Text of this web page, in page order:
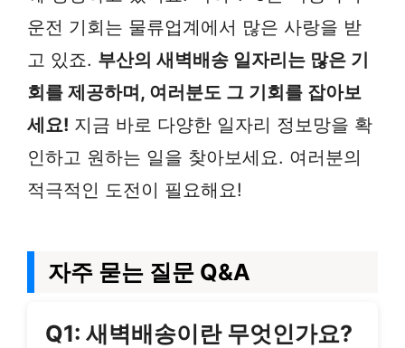
운전 기회는 물류업계에서 많은 사랑을 받
고 있죠. 부산의 새벽배송 일자리는 많은 기
회를 제공하며, 여러분도 그 기회를 잡아보
세요! 지금 바로 다양한 일자리 정보망을 확
인하고 원하는 일을 찾아보세요. 여러분의
적극적인 도전이 필요해요!
자주 묻는 질문 Q&A
Q1: 새벽배송이란 무엇인가요?